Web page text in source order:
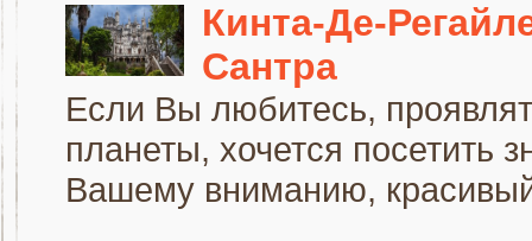
Кинта-Де-
Сантра
Если Вы любитесь,
планеты, хочется посетить
Вашему вниманию,